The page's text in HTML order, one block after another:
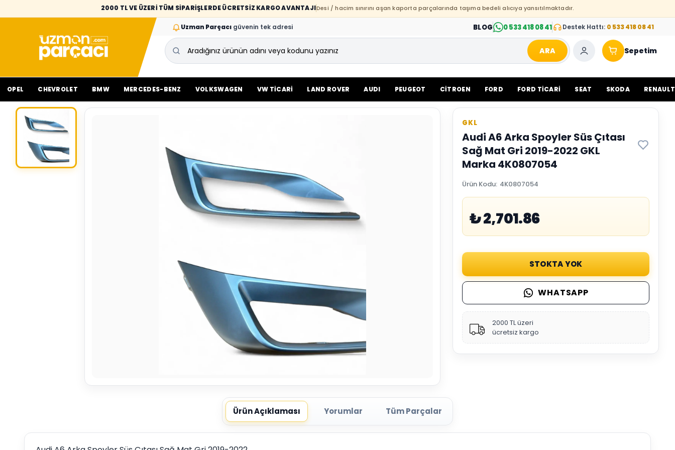
2000 TL VE ÜZERİ TÜM SİPARİŞLERDE ÜCRETSİZ KARGO AVANTAJIDesi / hacim sınırını aşan kaporta parçalarında taşıma bedeli alıcıya yansıtılmaktadır.
Uzman Parçacı güvenin tek adresi BLOG 0 533 418 08 41 Destek Hattı: 0 533 418 08 41
ARA Sepetim
OPEL CHEVROLET BMW MERCEDES-BENZ VOLKSWAGEN VW TİCARİ LAND ROVER AUDI PEUGEOT CİTROEN FORD FORD TİCARİ SEAT SKODA RENAULT
GKL
Audi A6 Arka Spoyler Süs Çıtası
Sağ Mat Gri 2019-2022 GKL
Marka 4K0807054
Ürün Kodu: 4K0807054
₺ 2,701.86
STOKTA YOK
WHATSAPP
2000 TL üzeri
ücretsiz kargo
Ürün Açıklaması Yorumlar Tüm Parçalar